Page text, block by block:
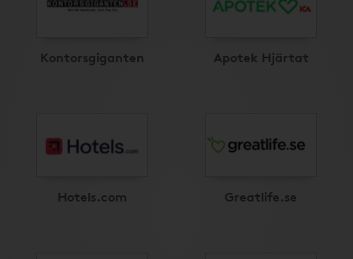
Kontorsgiganten Apotek Hjärtat
Hotels.com Greatlife.se